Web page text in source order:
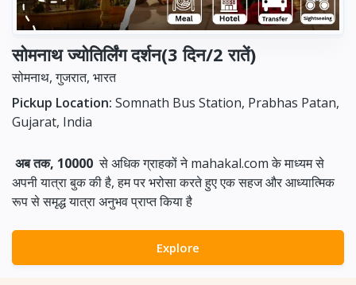
सोमनाथ ज्योतिर्लिंग दर्शन(3 दिन/2 रातें)
सोमनाथ, गुजरात, भारत
Pickup Location: Somnath Bus Station, Prabhas Patan,
Gujarat, India
अब तक, 10000 से अधिक ग्राहकों ने mahakal.com के माध्यम से
अपनी यात्रा बुक की है, हम पर भरोसा करते हुए एक सहज और आध्यात्मिक
रूप से समृद्ध यात्रा अनुभव प्राप्त किया है
Explore